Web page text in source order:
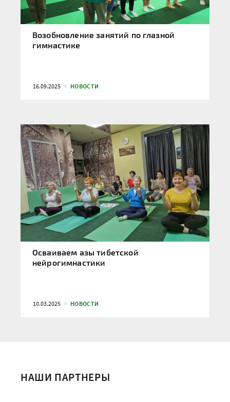
Возобновление занятий по глазной
гимнастике
16.09.2025 НОВОСТИ
Осваиваем азы тибетской
нейрогимнастики
10.03.2025 НОВОСТИ
НАШИ ПАРТНЕРЫ